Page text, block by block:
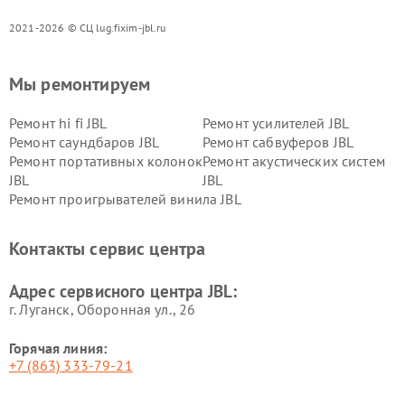
2021-2026 © СЦ lug.fixim-jbl.ru
Мы ремонтируем
Ремонт hi fi JBL
Ремонт усилителей JBL
Ремонт саундбаров JBL
Ремонт сабвуферов JBL
Ремонт портативных колонок
JBL
Ремонт акустических систем
JBL
Ремонт проигрывателей винила JBL
Контакты сервис центра
Адрес сервисного центра JBL:
г. Луганск, Оборонная ул., 26
Горячая линия:
+7 (863) 333-79-21